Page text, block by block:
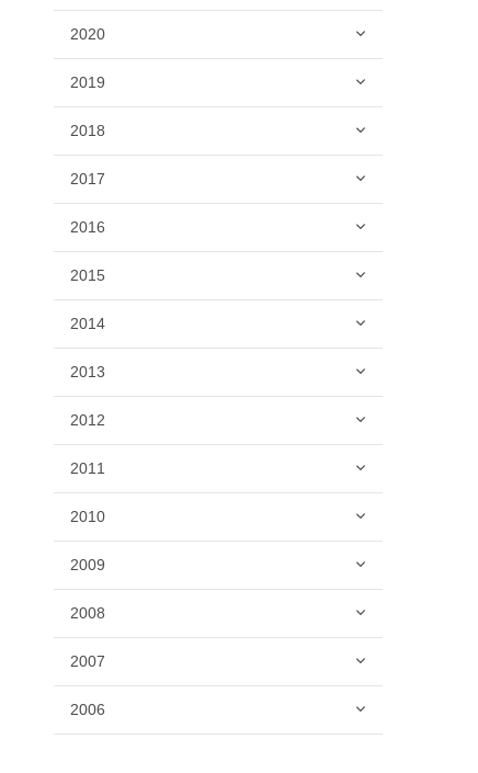
2020
2019
2018
2017
2016
2015
2014
2013
2012
2011
2010
2009
2008
2007
2006